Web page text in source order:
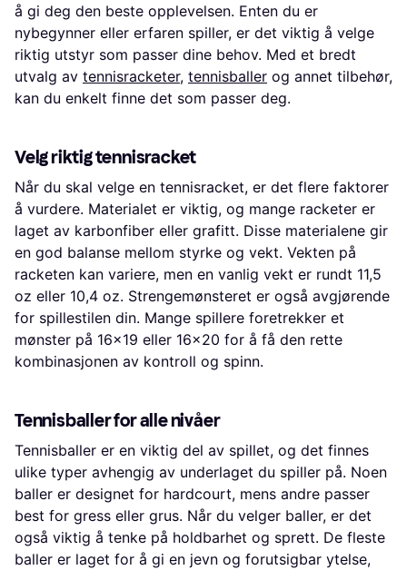
å gi deg den beste opplevelsen. Enten du er
nybegynner eller erfaren spiller, er det viktig å velge
riktig utstyr som passer dine behov. Med et bredt
utvalg av tennisracketer, tennisballer og annet tilbehør,
kan du enkelt finne det som passer deg.
Velg riktig tennisracket
Når du skal velge en tennisracket, er det flere faktorer
å vurdere. Materialet er viktig, og mange racketer er
laget av karbonfiber eller grafitt. Disse materialene gir
en god balanse mellom styrke og vekt. Vekten på
racketen kan variere, men en vanlig vekt er rundt 11,5
oz eller 10,4 oz. Strengemønsteret er også avgjørende
for spillestilen din. Mange spillere foretrekker et
mønster på 16x19 eller 16x20 for å få den rette
kombinasjonen av kontroll og spinn.
Tennisballer for alle nivåer
Tennisballer er en viktig del av spillet, og det finnes
ulike typer avhengig av underlaget du spiller på. Noen
baller er designet for hardcourt, mens andre passer
best for gress eller grus. Når du velger baller, er det
også viktig å tenke på holdbarhet og sprett. De fleste
baller er laget for å gi en jevn og forutsigbar ytelse,